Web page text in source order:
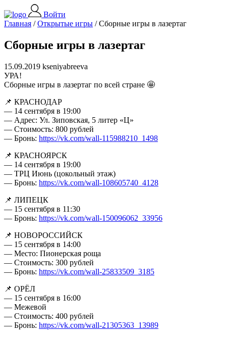
Войти
Главная /Открытые игры /Сборные игры в лазертаг
Сборные игры в лазертаг
15.09.2019 kseniyabreeva
УРА!
Сборные игры в лазертаг по всей стране 🤩
📌 КРАСНОДАР
— 14 сентября в 19:00
— Адрес: Ул. Зиповская, 5 литер «Ц»
— Стоимость: 800 рублей
— Бронь: https://vk.com/wall-115988210_1498
📌 КРАСНОЯРСК
— 14 сентября в 19:00
— ТРЦ Июнь (цокольный этаж)
— Бронь: https://vk.com/wall-108605740_4128
📌 ЛИПЕЦК
— 15 сентября в 11:30
— Бронь: https://vk.com/wall-150096062_33956
📌 НОВОРОССИЙСК
— 15 сентября в 14:00
— Место: Пионерская роща
— Стоимость: 300 рублей
— Бронь: https://vk.com/wall-25833509_3185
📌 ОРЁЛ
— 15 сентября в 16:00
— Межевой
— Стоимость: 400 рублей
— Бронь: https://vk.com/wall-21305363_13989